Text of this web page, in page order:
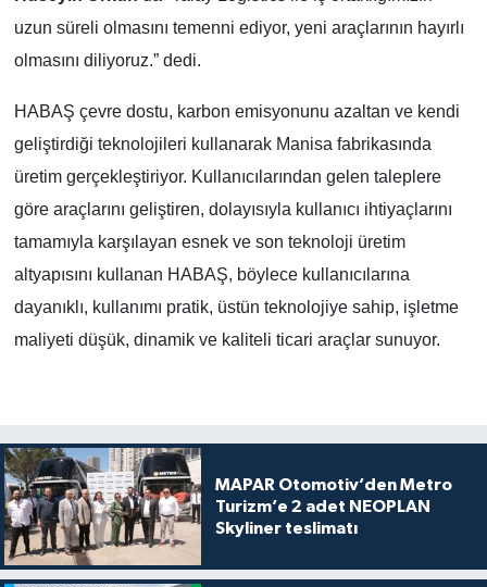
uzun süreli olmasını temenni ediyor, yeni araçlarının hayırlı
olmasını diliyoruz.” dedi.
HABAŞ çevre dostu, karbon emisyonunu azaltan ve kendi
geliştirdiği teknolojileri kullanarak Manisa fabrikasında
üretim gerçekleştiriyor. Kullanıcılarından gelen taleplere
göre araçlarını geliştiren, dolayısıyla kullanıcı ihtiyaçlarını
tamamıyla karşılayan esnek ve son teknoloji üretim
altyapısını kullanan HABAŞ, böylece kullanıcılarına
dayanıklı, kullanımı pratik, üstün teknolojiye sahip, işletme
maliyeti düşük, dinamik ve kaliteli ticari araçlar sunuyor.
MAPAR Otomotiv’den Metro
Turizm’e 2 adet NEOPLAN
Skyliner teslimatı